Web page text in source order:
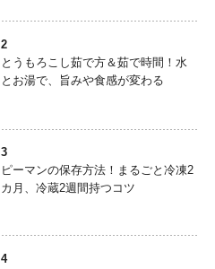
2
とうもろこし茹で方＆茹で時間！水
とお湯で、旨みや食感が変わる
3
ピーマンの保存方法！まるごと冷凍2
カ月、冷蔵2週間持つコツ
4